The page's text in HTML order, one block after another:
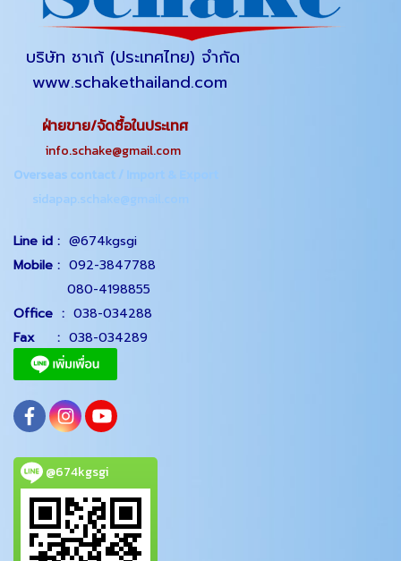
บริษัท ชาเก้ (ประเทศไทย) จำกัด
www.schakethailand.com
ฝ่ายขาย/จัดซื้อในประเทศ
info.schake@gmail.com
Overseas contact / Import & Export
sidapap.schake@gmail.com
Line id : @674kgsgi
Mobile : 092-3847788
080-4198855
Office : 038-034288
Fax : 038-034289
@674kgsgi